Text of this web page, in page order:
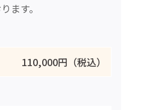
ます。
110,000円（税込）